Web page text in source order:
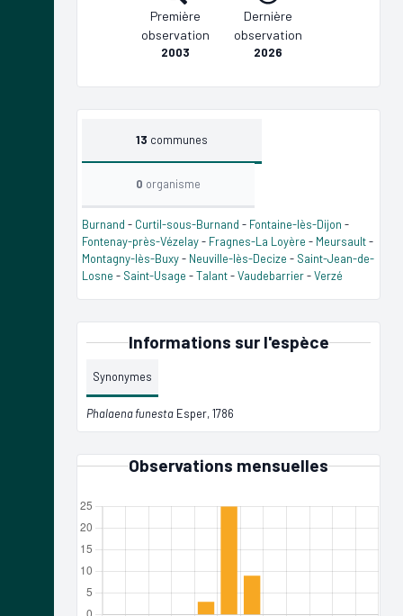
Première
observation
2003
Dernière
observation
2026
13 communes
0 organisme
Burnand - Curtil-sous-Burnand - Fontaine-lès-Dijon -
Fontenay-près-Vézelay- Fragnes-La Loyère - Meursault-
Montagny-lès-Buxy- Neuville-lès-Decize - Saint-Jean-de-
Losne - Saint-Usage -Talant-Vaudebarrier-Verzé
Informations sur l'espèce
Synonymes
Phalaena funesta Esper, 1786
Observations mensuelles